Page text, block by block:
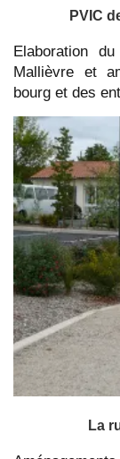
PVIC
Elaboration
Mallièvre et
bourg et des
La